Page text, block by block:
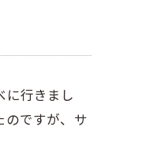
に行きまし
のですが、サ